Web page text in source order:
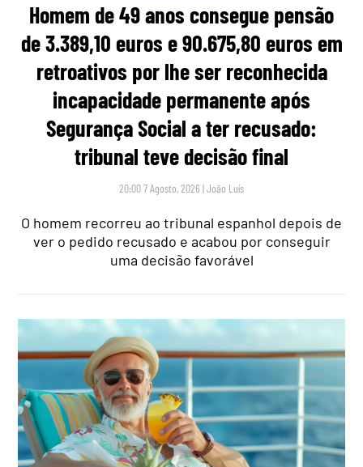
Homem de 49 anos consegue pensão
de 3.389,10 euros e 90.675,80 euros em
retroativos por lhe ser reconhecida
incapacidade permanente após
Segurança Social a ter recusado:
tribunal teve decisão final
20:00 7 Agosto, 2026 |João Luís
O homem recorreu ao tribunal espanhol depois de
ver o pedido recusado e acabou por conseguir
uma decisão favorável